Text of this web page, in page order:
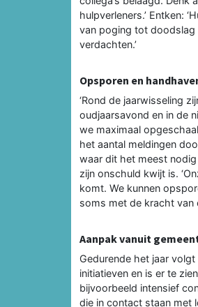
hulpverleners.’ Entken:
van poging tot doodslag
verdachten.’
Opsporen en
‘Rond de jaarwisseling
oudjaarsavond en in de
we maximaal
het aantal meldingen
waar dit het meest
zijn onschuld kwijt is.
komt. We kunnen
soms met de kracht van
Aanpak vanuit
Gedurende het jaar
initiatieven en is er te
bijvoorbeeld intensief
die in contact staan met